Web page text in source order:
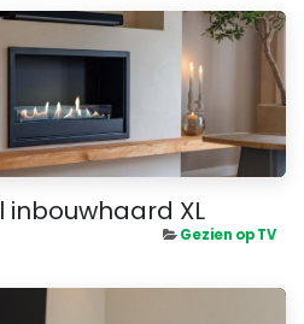
inbouwhaard XL
Gezien op TV